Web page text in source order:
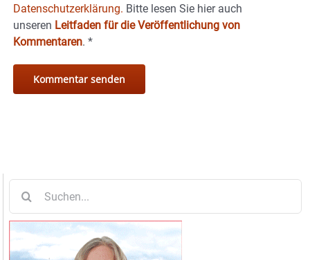
Datenschutzerklärung. Bitte lesen Sie hier auch
unseren Leitfaden für die Veröffentlichung von
Kommentaren. *
nach: